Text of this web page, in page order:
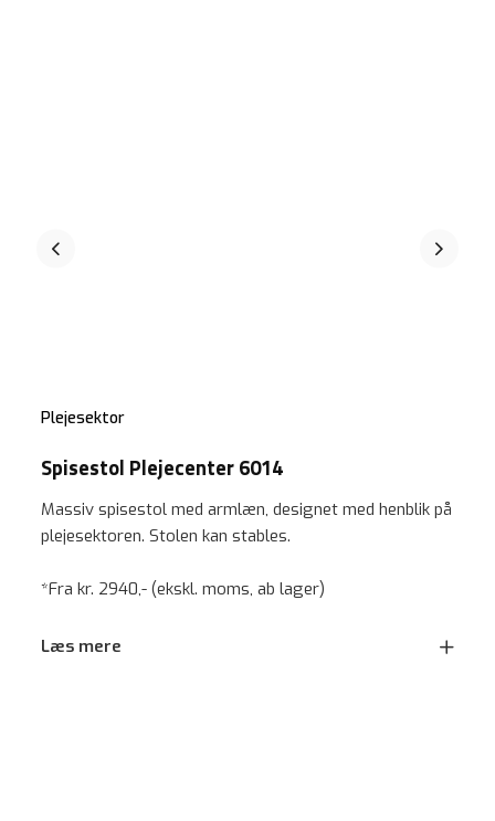
Plejesektor
Spisestol Plejecenter 6014
Massiv spisestol med armlæn, designet med henblik på
plejesektoren. Stolen kan stables.
*Fra kr. 2940,- (ekskl. moms, ab lager)
Læs mere